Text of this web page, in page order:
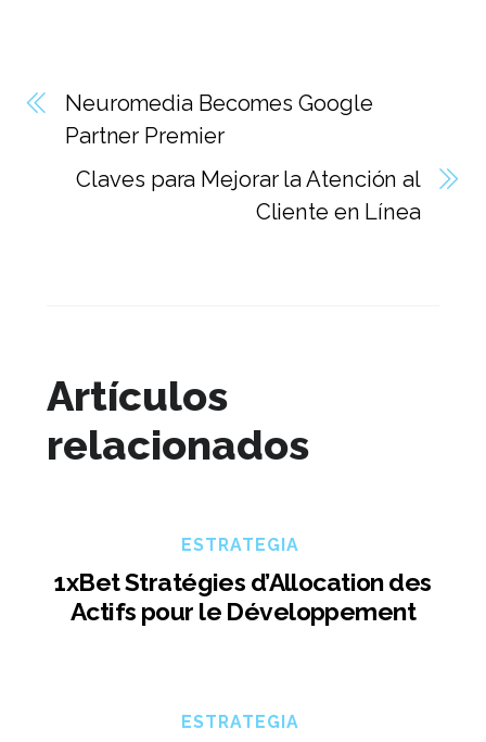
Neuromedia Becomes Google
Partner Premier
Claves para Mejorar la Atención al
Cliente en Línea
Artículos
relacionados
ESTRATEGIA
1xBet Stratégies d’Allocation des
Actifs pour le Développement
ESTRATEGIA